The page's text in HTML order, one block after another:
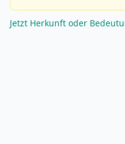
Jetzt Herkunft oder